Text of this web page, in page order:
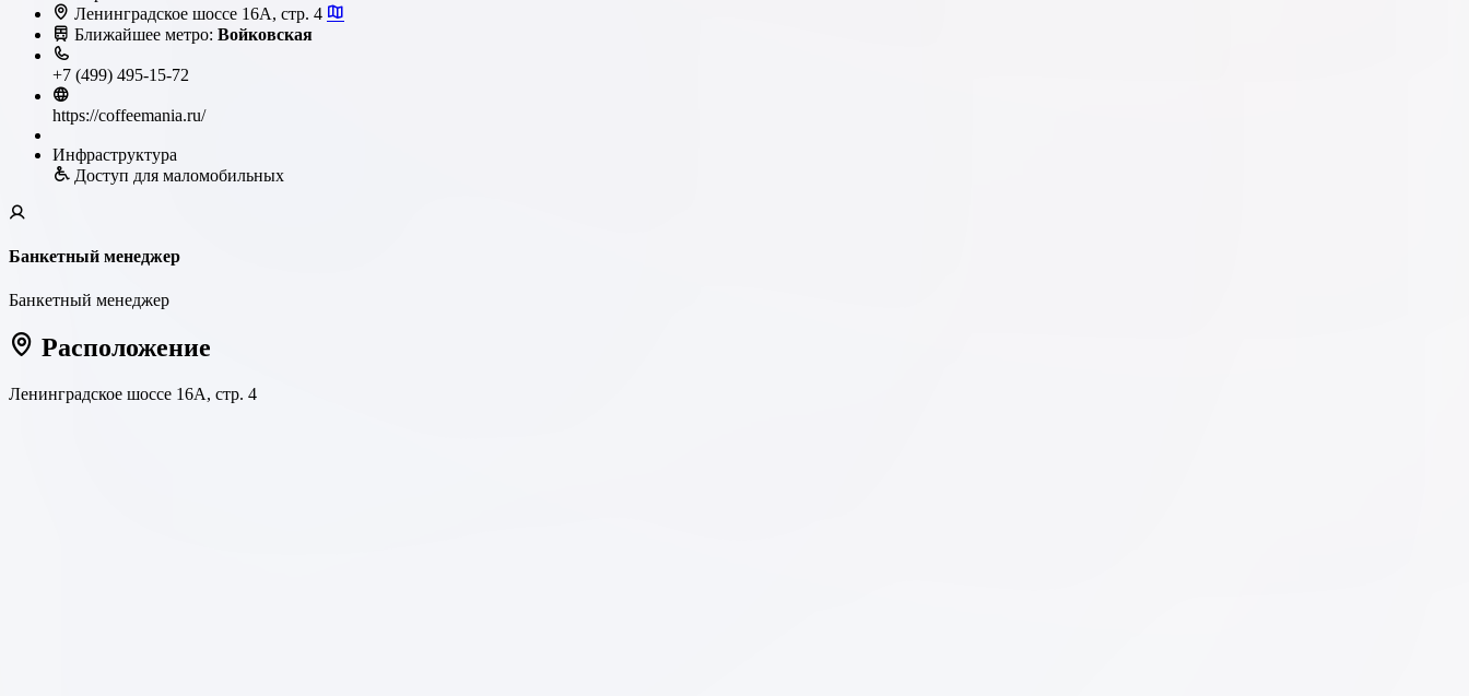
Ленинградское шоссе 16А, стр. 4
Ближайшее метро: Войковская
+7 (499) 495-15-72
https://coffeemania.ru/
Инфраструктура
Доступ для маломобильных
Банкетный менеджер
Банкетный менеджер
Расположение
Ленинградское шоссе 16А, стр. 4